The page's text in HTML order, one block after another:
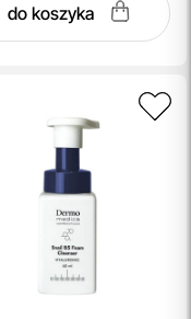
do koszyka